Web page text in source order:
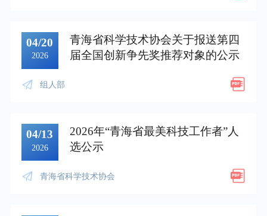
04/20
2026
青海省科学技术协会关于报送第四
届全国创新争先奖推荐对象的公示
组人部
04/13
2026
2026年“青海省最美科技工作者”人
选公示
青海省科学技术协会